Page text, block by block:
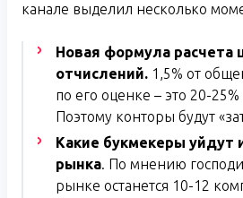
канале выделил несколько
Новая формула расчета
отчислений. 1,5% от
по его оценке – это 20-
Поэтому конторы будут
Какие букмекеры уйдут
рынка. По мнению
рынке останется 10-12